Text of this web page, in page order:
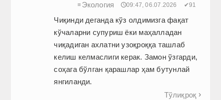
≡ Экология 🕔09:47, 06.07.2026 ✔91
Чиқинди деганда кўз олдимизга фақат
кўчаларни супуриш ёки маҳалладан
чиқадиган ахлатни узоқроққа ташлаб
келиш келмаслиги керак. Замон ўзгарди,
соҳага бўлган қарашлар ҳам бутунлай
янгиланди.
Тўлиқроқ 